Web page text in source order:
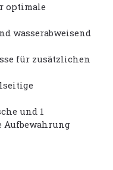
optimale
wasserabweisend
für zusätzlichen
und 1